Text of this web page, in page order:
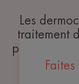
Les
traitement
plus de
l’irritant.
sont